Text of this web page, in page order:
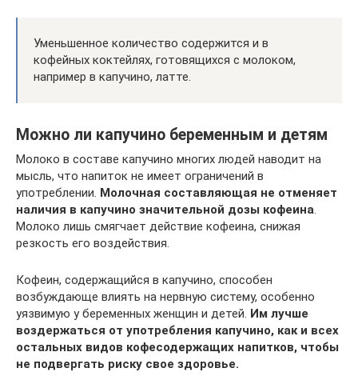
Уменьшенное количество содержится и в
кофейных коктейлях, готовящихся с молоком,
например в капучино, латте.
Можно ли капучино беременным и детям
Молоко в составе капучино многих людей наводит на
мысль, что напиток не имеет ограничений в
употреблении. Молочная составляющая не отменяет
наличия в капучино значительной дозы кофеина.
Молоко лишь смягчает действие кофеина, снижая
резкость его воздействия.
Кофеин, содержащийся в капучино, способен
возбуждающе влиять на нервную систему, особенно
уязвимую у беременных женщин и детей. Им лучше
воздержаться от употребления капучино, как и всех
остальных видов кофесодержащих напитков, чтобы
не подвергать риску свое здоровье.